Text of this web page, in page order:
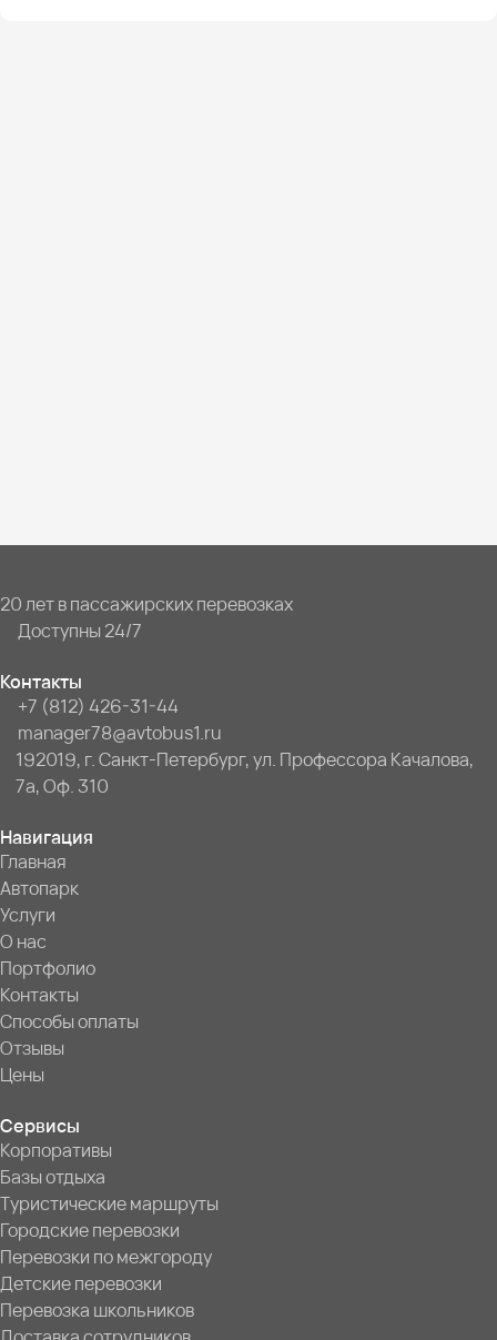
20 лет в пассажирских перевозках
Доступны 24/7
Контакты
+7 (812) 426-31-44
manager78@avtobus1.ru
192019, г. Санкт-Петербург, ул. Профессора Качалова,
7a, Оф. 310
Навигация
Главная
Автопарк
Услуги
О нас
Портфолио
Контакты
Способы оплаты
Отзывы
Цены
Сервисы
Корпоративы
Базы отдыха
Туристические маршруты
Городские перевозки
Перевозки по межгороду
Детские перевозки
Перевозка школьников